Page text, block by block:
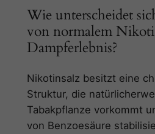
Wie unterscheidet
von normalem
Dampferlebnis?
Nikotinsalz besitzt eine
Struktur, die
Tabakpflanze vorkommt
von Benzoesäure